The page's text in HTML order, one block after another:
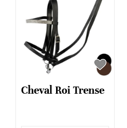
Cheval Roi Trense